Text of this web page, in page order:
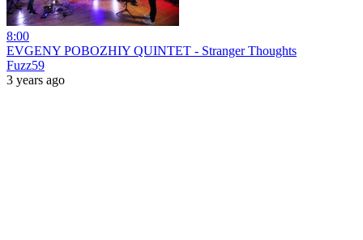
8:00
EVGENY POBOZHIY QUINTET - Stranger Thoughts
Fuzz59
3 years ago